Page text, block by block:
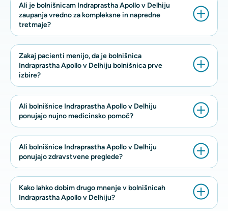
Ali je bolnišnicam Indraprastha Apollo v Delhiju
zaupanja vredno za kompleksne in napredne
tretmaje?
Zakaj pacienti menijo, da je bolnišnica
Indraprastha Apollo v Delhiju bolnišnica prve
izbire?
Ali bolnišnice Indraprastha Apollo v Delhiju
ponujajo nujno medicinsko pomoč?
Ali bolnišnice Indraprastha Apollo v Delhiju
ponujajo zdravstvene preglede?
Kako lahko dobim drugo mnenje v bolnišnicah
Indraprastha Apollo v Delhiju?